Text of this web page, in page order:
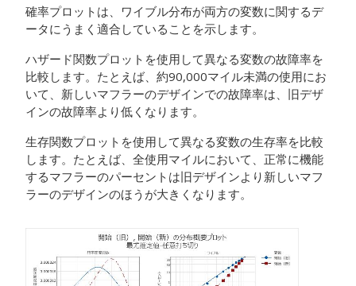
確率プロットは、ワイブル分布が両方の変数に関するデ
ータにうまく適合していることを示します。
ハザード関数プロットを使用して異なる変数の故障率を
比較します。たとえば、約90,000マイル未満の使用にお
いて、新しいマフラーのデザインでの故障率は、旧デザ
インの故障率より低くなります。
生存関数プロットを使用して異なる変数の生存率を比較
します。たとえば、全使用マイルにおいて、正常に機能
するマフラーのパーセントは旧デザインより新しいマフ
ラーのデザインのほうが大きくなります。